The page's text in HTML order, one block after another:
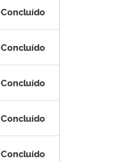
Concluído
Concluído
Concluído
Concluído
Concluído